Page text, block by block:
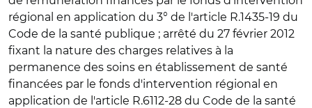
régional en application du 3° de l'article R.1435-19 du
Code de la santé publique ; arrêté du 27 février 2012
fixant la nature des charges relatives à la
permanence des soins en établissement de santé
financées par le fonds d'intervention régional en
application de l'article R.6112-28 du Code de la santé